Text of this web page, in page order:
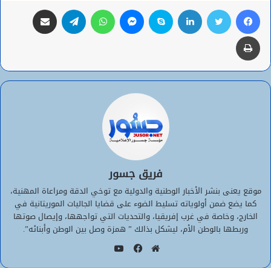
فيسبوك تويتر لينكدإن سكايب ماسنجر واتساب تيلقرام
طباعة
فريق جسور
موقع يعنى بنشر الأخبار الوطنية والدولية مع توخي الدقة ومراعاة المهنية،
كما يضع ضمن أولوياته تسليط الضوء على قضايا الجاليات الموريتانية في
الخارج، وخاصة في غرب إفريقيا، والتحديات التي تواجهها، وإيصال صوتها
وربطها بالوطن الأم، ليشكل بذالك ” همزة وصل بين الوطن وأبنائه”.